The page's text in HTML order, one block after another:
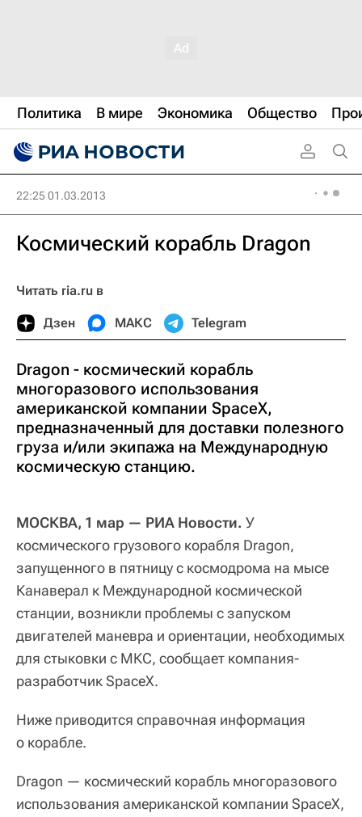
Политика В мире Экономика Общество
22:25 01.03.2013
Космический корабль Dragon
Читать ria.ru в
Дзен МАКС Telegram
Dragon - космический корабль
многоразового использования
американской компании SpaceX,
предназначенный для доставки полезного
груза и/или экипажа на Международную
космическую станцию.
МОСКВА, 1 мар — РИА Новости. У
космического грузового корабля Dragon,
запущенного в пятницу с космодрома на мысе
Канаверал к Международной космической
станции, возникли проблемы с запуском
двигателей маневра и ориентации, необходимых
для стыковки с МКС, сообщает компания-
разработчик SpaceX.
Ниже приводится справочная информация
о корабле.
Dragon — космический корабль многоразового
использования американской компании SpaceX,